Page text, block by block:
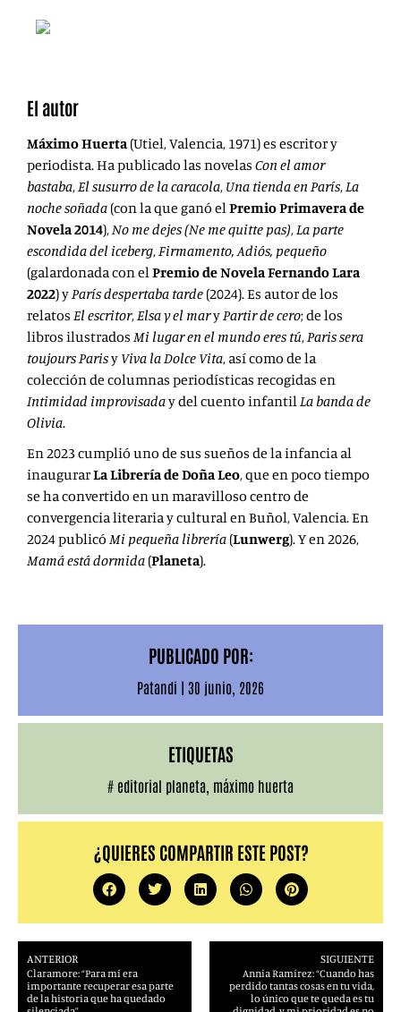
El autor
Máximo Huerta (Utiel, Valencia, 1971) es escritor y
periodista. Ha publicado las novelas Con el amor
bastaba,El susurro de la caracola, Una tienda en París,La
noche soñada (con la que ganó elPremio Primavera de
Novela 2014),No me dejes (Ne me quitte pas),La parte
escondida del iceberg,Firmamento, Adiós, pequeño
(galardonada con elPremio de Novela Fernando Lara
2022) yParís despertaba tarde (2024). Es autor de los
relatos El escritor,Elsa y el maryPartir de cero; de los
libros ilustrados Mi lugar en el mundo eres tú,Paris sera
toujours Parisy Viva la Dolce Vita, así como de la
colección de columnas periodísticas recogidas en
Intimidad improvisaday del cuento infantilLa banda de
Olivia.
En 2023 cumplió uno de sus sueños de la infancia al
inaugurarLa Librería de Doña Leo, que en poco tiempo
se ha convertido en un maravilloso centro de
convergencia literaria y cultural en Buñol, Valencia. En
2024 publicó Mi pequeña librería (Lunwerg).Y en 2026,
Mamá está dormida (Planeta).
PUBLICADO POR:
Patandi | 30 junio, 2026
ETIQUETAS
# editorial planeta máximo huerta
¿QUIERES COMPARTIR ESTE POST?
ANTERIOR
Claramore: “Para mí era
importante recuperar esa parte
de la historia que ha quedado
SIGUIENTE
Annia Ramírez: “Cuando has
perdido tantas cosas en tu vida,
lo único que te queda es tu